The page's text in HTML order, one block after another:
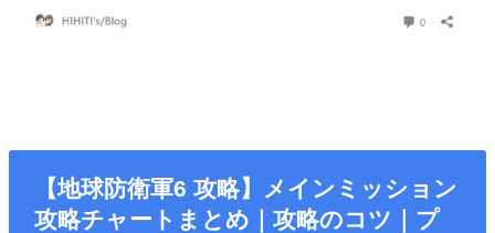
【地球防衛軍6 攻略】メインミッション
攻略チャートまとめ｜攻略のコツ｜プ